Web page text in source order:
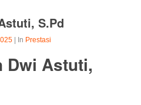
S.Pd
| In Prestasi
Dwi Astuti,